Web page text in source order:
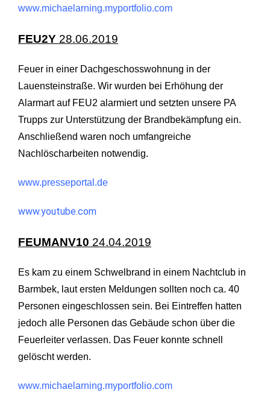
www.michaelarning.myportfolio.com
FEU2Y 28.06.2019
Feuer in einer Dachgeschosswohnung in der
Lauensteinstraße. Wir wurden bei Erhöhung der
Alarmart auf FEU2 alarmiert und setzten unsere PA
Trupps zur Unterstützung der Brandbekämpfung ein.
Anschließend waren noch umfangreiche
Nachlöscharbeiten notwendig.
www.presseportal.de
www.youtube.com
FEUMANV10 24.04.2019
Es kam zu einem Schwelbrand in einem Nachtclub in
Barmbek, laut ersten Meldungen sollten noch ca. 40
Personen eingeschlossen sein. Bei Eintreffen hatten
jedoch alle Personen das Gebäude schon über die
Feuerleiter verlassen. Das Feuer konnte schnell
gelöscht werden.
www.michaelarning.myportfolio.com